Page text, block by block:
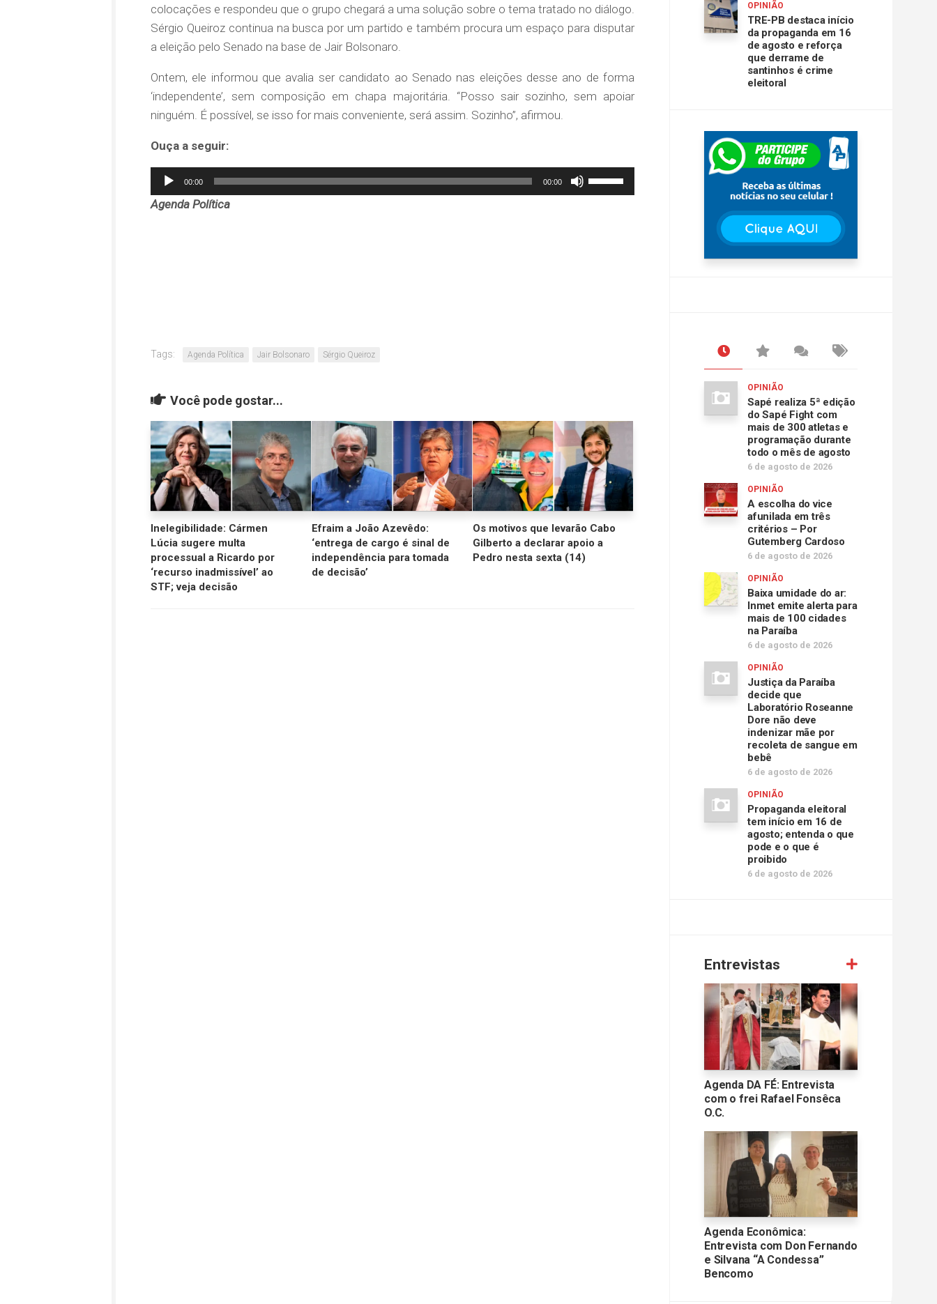
colocações e respondeu que o grupo chegará a uma solução sobre o tema tratado no diálogo.
Sérgio Queiroz continua na busca por um partido e também procura um espaço para disputar
a eleição pelo Senado na base de Jair Bolsonaro.
Ontem, ele informou que avalia ser candidato ao Senado nas eleições desse ano de forma
‘independente’, sem composição em chapa majoritária. “Posso sair sozinho, sem apoiar
ninguém. É possível, se isso for mais conveniente, será assim. Sozinho”, afirmou.
Ouça a seguir:
Tocador
de
áudio
00:00 00:00
Use
as
volume.
Agenda Política
Tags: Agenda Política Jair Bolsonaro Sérgio Queiroz
Você pode gostar...
Inelegibilidade: Cármen
Lúcia sugere multa
processual a Ricardo por
‘recurso inadmissível’ ao
STF; veja decisão
Efraim a João Azevêdo:
‘entrega de cargo é sinal de
independência para tomada
de decisão’
Os motivos que levarão Cabo
Gilberto a declarar apoio a
Pedro nesta sexta (14)
OPINIÃO
TRE-PB destaca início
da propaganda em 16
de agosto e reforça
que derrame de
santinhos é crime
eleitoral
OPINIÃO
Sapé realiza 5ª edição
do Sapé Fight com
mais de 300 atletas e
programação durante
todo o mês de agosto
6 de agosto de 2026
OPINIÃO
A escolha do vice
afunilada em três
critérios – Por
Gutemberg Cardoso
6 de agosto de 2026
OPINIÃO
Baixa umidade do ar:
Inmet emite alerta para
mais de 100 cidades
na Paraíba
6 de agosto de 2026
OPINIÃO
Justiça da Paraíba
decide que
Laboratório Roseanne
Dore não deve
indenizar mãe por
recoleta de sangue em
bebê
6 de agosto de 2026
OPINIÃO
Propaganda eleitoral
tem início em 16 de
agosto; entenda o que
pode e o que é
proibido
6 de agosto de 2026
Entrevistas
Agenda DA FÉ: Entrevista
com o frei Rafael Fonsêca
O.C.
Agenda Econômica:
Entrevista com Don Fernando
e Silvana “A Condessa”
Bencomo